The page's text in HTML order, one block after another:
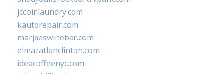
jccoinlaundry.com
kautorepair.com
marjaeswinebar.com
elmazatlanclinton.com
ideacoffeenyc.com